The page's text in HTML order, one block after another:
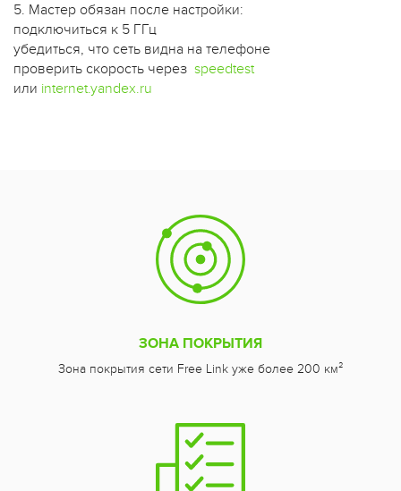
5. Мастер обязан после настройки:
подключиться к 5 ГГц
убедиться, что сеть видна на телефоне
проверить скорость через speedtest
или internet.yandex.ru
ЗОНА ПОКРЫТИЯ
Зона покрытия сети Free Link уже более 200 км²